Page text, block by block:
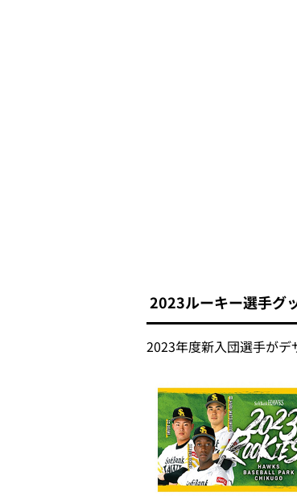
2023ルーキー選手グ
2023年度新入団選手がデ